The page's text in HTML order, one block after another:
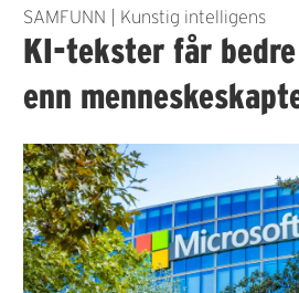
SAMFUNN | Kunstig intelligens
KI-tekster får
enn